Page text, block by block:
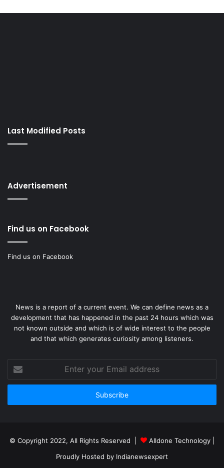
Last Modified Posts
Advertisement
Find us on Facebook
Find us on Facebook
News is a report of a current event. We can define news as a
development that has happened in the past 24 hours which was
not known outside and which is of wide interest to the people
and that which generates curiosity among listeners.
your
Email
© Copyright 2022, All Rights Reserved | Alldone Technology
Proudly Hosted by Indianewsexpert